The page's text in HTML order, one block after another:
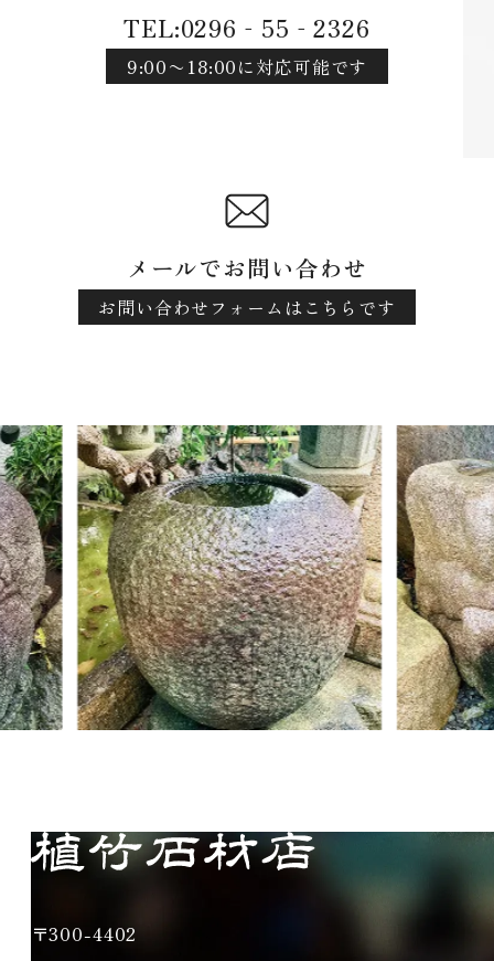
TEL:0296‐55‐2326
9:00〜18:00に対応可能です
メールでお問い合わせ
お問い合わせフォームはこちらです
〒300-4402